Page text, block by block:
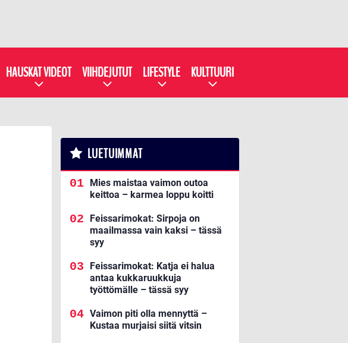
HAUSKAT VIDEOT VIIHDEJUTUT LIFESTYLE KULTTUURI
LUETUIMMAT
Mies maistaa vaimon outoa
keittoa – karmea loppu koitti
Feissarimokat: Sirpoja on
maailmassa vain kaksi – tässä
syy
Feissarimokat: Katja ei halua
antaa kukkaruukkuja
työttömälle – tässä syy
Vaimon piti olla mennyttä –
Kustaa murjaisi siitä vitsin